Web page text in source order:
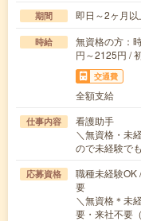
期間 即日～2ヶ月以
時給
無資格の方：
円～2125円 /
交通費
全額支給
仕事内容
看護助手
＼無資格・未
ので未経験で
応募資格
職種未経験OK
要
＼無資格＊未
要・来社不要